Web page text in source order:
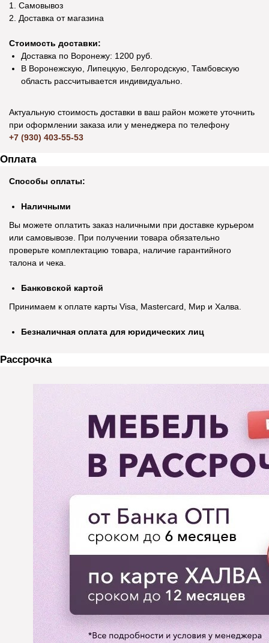
1. Самовывоз
2. Доставка от магазина
Стоимость доставки:
Доставка по Воронежу: 1200 руб.
В Воронежскую, Липецкую, Белгородскую, Тамбовскую
область рассчитывается индивидуально.
Актуальную стоимость доставки в ваш район можете уточнить
при оформлении заказа или у менеджера по телефону
+7 (930) 403-55-53
Оплата
Способы оплаты:
Наличными
Вы можете оплатить заказ наличными при доставке курьером
или самовывозе. При получении товара обязательно
проверьте комплектацию товара, наличие гарантийного
талона и чека.
Банковской картой
Принимаем к оплате карты Visa, Mastercard, Мир и Халва.
Безналичная оплата для юридических лиц
Рассрочка